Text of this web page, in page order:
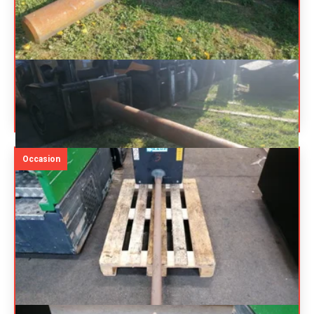
BAROU22183.2000
Référence
Énergie
2 850 € HT
Occasion